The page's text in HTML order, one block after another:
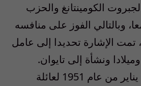
الكومينتانغ والحزب
وبالتالي الفوز على منافسه
تمت الإشارة تحديدا إلى عامل
ونشأة إلى تايوان.
فالرجل ولد في 18 يناير من عام 1951 لعائلة